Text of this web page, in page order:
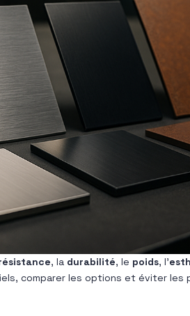
, la durabilité, le poids, l’
comparer les options et éviter les